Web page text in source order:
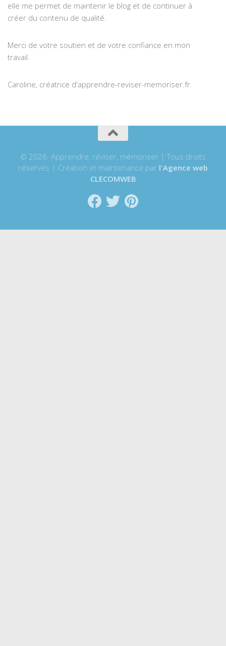
elle me permet de maintenir le blog et de continuer à
créer du contenu de qualité.
Merci de votre soutien et de votre confiance en mon
travail.
Caroline, créatrice d'apprendre-reviser-memoriser.fr
© 2026. Apprendre, réviser, mémoriser | Tous droits
réservés | Création et maintenance par l'Agence web
CLECOMWEB